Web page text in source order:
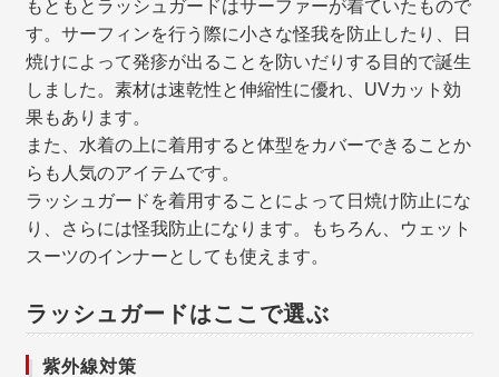
もともとラッシュガードはサーファーが着ていたもので
す。サーフィンを行う際に小さな怪我を防止したり、日
焼けによって発疹が出ることを防いだりする目的で誕生
しました。素材は速乾性と伸縮性に優れ、UVカット効
果もあります。
また、水着の上に着用すると体型をカバーできることか
らも人気のアイテムです。
ラッシュガードを着用することによって日焼け防止にな
り、さらには怪我防止になります。もちろん、ウェット
スーツのインナーとしても使えます。
ラッシュガードはここで選ぶ
紫外線対策